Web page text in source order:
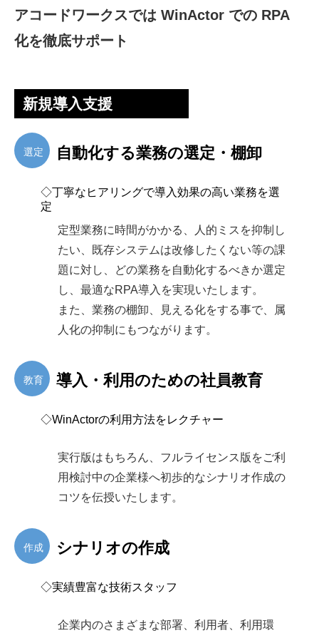
アコードワークスでは WinActor での RPA
化を徹底サポート
新規導入支援
選定 自動化する業務の選定・棚卸
◇丁寧なヒアリングで導入効果の高い業務を選
定
定型業務に時間がかかる、人的ミスを抑制し
たい、既存システムは改修したくない等の課
題に対し、どの業務を自動化するべきか選定
し、最適なRPA導入を実現いたします。
また、業務の棚卸、見える化をする事で、属
人化の抑制にもつながります。
教育 導入・利用のための社員教育
◇WinActorの利用方法をレクチャー
実行版はもちろん、フルライセンス版をご利
用検討中の企業様へ初歩的なシナリオ作成の
コツを伝授いたします。
作成 シナリオの作成
◇実績豊富な技術スタッフ
企業内のさまざまな部署、利用者、利用環